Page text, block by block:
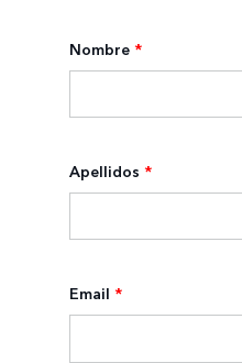
Nombre *
Apellidos *
Email *